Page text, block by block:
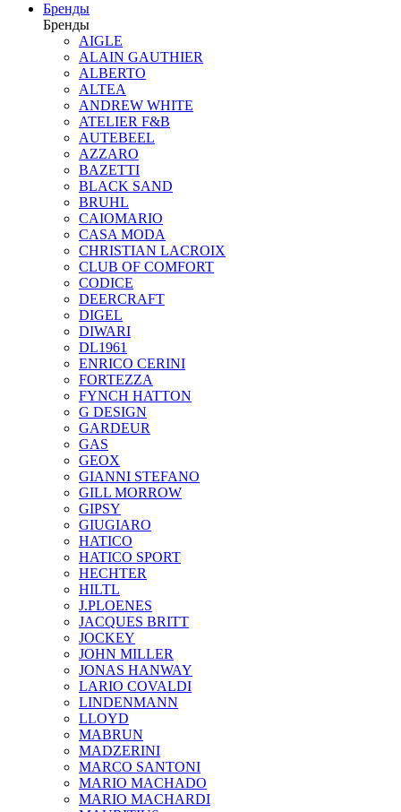
Бренды
Бренды
AIGLE
ALAIN GAUTHIER
ALBERTO
ALTEA
ANDREW WHITE
ATELIER F&B
AUTEBEEL
AZZARO
BAZETTI
BLACK SAND
BRUHL
CAIOMARIO
CASA MODA
CHRISTIAN LACROIX
CLUB OF COMFORT
CODICE
DEERCRAFT
DIGEL
DIWARI
DL1961
ENRICO CERINI
FORTEZZA
FYNCH HATTON
G DESIGN
GARDEUR
GAS
GEOX
GIANNI STEFANO
GILL MORROW
GIPSY
GIUGIARO
HATICO
HATICO SPORT
HECHTER
HILTL
J.PLOENES
JAСQUES BRITT
JOCKEY
JOHN MILLER
JONAS HANWAY
LARIO COVALDI
LINDENMANN
LLOYD
MABRUN
MADZERINI
MARCO SANTONI
MARIO MACHADO
MARIO MACHARDI